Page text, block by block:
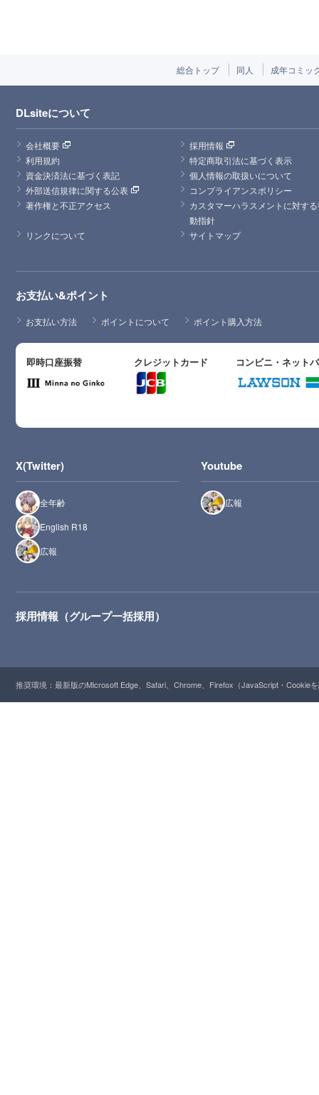
総合トップ 同人 成年コミッ
DLsiteについて
会社概要
採用情報
利用規約
特定商取引法に基づく表示
資金決済法に基づく表記
個人情報の取扱いについて
外部送信規律に関する公表
コンプライアンスポリシー
著作権と不正アクセス
カスタマーハラスメントに対す
動指針
リンクについて
サイトマップ
お支払い&ポイント
お支払い方法 ポイントについて ポイント購入方法
即時口座振替 クレジットカード コンビニ・ネット
X(Twitter)
全年齢
English R18
広報
Youtube
広報
採用情報（グループ一括採用）
推奨環境：最新版のMicrosoft Edge、Safari、Chrome、Firefox（JavaScript・Cookie